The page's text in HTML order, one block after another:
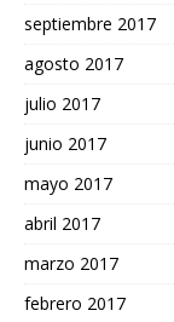
septiembre 2017
agosto 2017
julio 2017
junio 2017
mayo 2017
abril 2017
marzo 2017
febrero 2017